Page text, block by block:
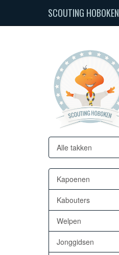
SCOUTING HOBOKEN
Alle takken
Kapoenen
Kabouters
Welpen
Jonggidsen